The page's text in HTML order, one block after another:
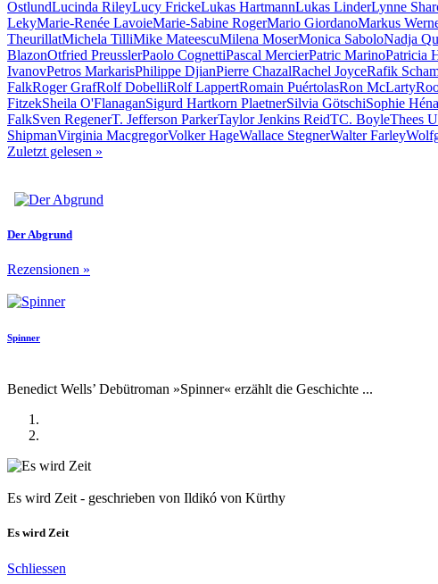
OstlundLucinda RileyLucy FrickeLukas HartmannLukas LinderLynne
LekyMarie-Renée LavoieMarie-Sabine RogerMario GiordanoMarkus
TheurillatMichela TilliMike MateescuMilena MoserMonica SaboloNadja
BlazonOtfried PreusslerPaolo CognettiPascal MercierPatric MarinoPatricia
IvanovPetros MarkarisPhilippe DjianPierre ChazalRachel JoyceRafik
FalkRoger GrafRolf DobelliRolf LappertRomain PuértolasRon McLarty
FitzekSheila O'FlanaganSigurd Hartkorn PlaetnerSilvia GötschiSophie
FalkSven RegenerT. Jefferson ParkerTaylor Jenkins ReidTC. BoyleThees
ShipmanVirginia MacgregorVolker HageWallace StegnerWalter Farley
Zuletzt gelesen »
Der Abgrund
Rezensionen »
Spinner
Benedict Wells’ Debütroman »Spinner« erzählt die Geschichte ...
Es wird Zeit - geschrieben von Ildikó von Kürthy
Es wird Zeit
Schliessen